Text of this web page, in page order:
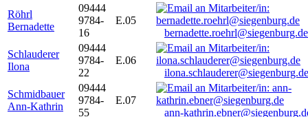
Röhrl
Bernadette
09444
9784-
16
E.05
bernadette.roehrl@siegenburg.de
Schlauderer
Ilona
09444
9784-
22
E.06
ilona.schlauderer@siegenburg.de
Schmidbauer
Ann-Kathrin
09444
9784-
55
E.07
ann-